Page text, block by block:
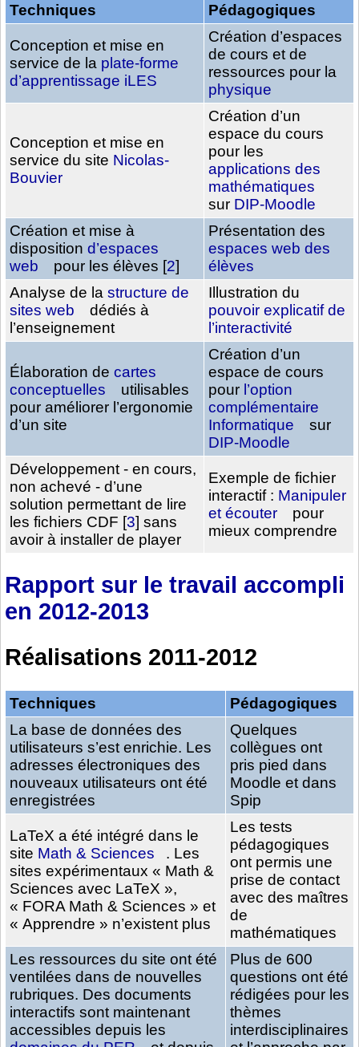
Techniques Pédagogiques
Conception et mise en
service de la plate-forme
d’apprentissage iLES
Création d’espaces
de cours et de
ressources pour la
physique
Conception et mise en
service du site Nicolas-
Bouvier
Création d’un
espace du cours
pour les
applications des
mathématiques
sur DIP-Moodle
Création et mise à
disposition d’espaces
web
pour les élèves [2]
Présentation des
espaces web des
élèves
Analyse de la structure de
sites web
dédiés à
l’enseignement
Illustration du
pouvoir explicatif de
l’interactivité
Élaboration de cartes
conceptuelles
utilisables
pour améliorer l’ergonomie
d’un site
Création d’un
espace de cours
pour l’option
complémentaire
Informatique
sur
DIP-Moodle
Développement - en cours,
non achevé - d’une
solution permettant de lire
les fichiers CDF [3] sans
avoir à installer de player
Exemple de fichier
interactif : Manipuler
et écouter
pour
mieux comprendre
Rapport sur le travail accompli
en 2012-2013
Réalisations 2011-2012
Techniques
Pédagogiques
La base de données des
utilisateurs s’est enrichie. Les
adresses électroniques des
nouveaux utilisateurs ont été
enregistrées
Quelques
collègues ont
pris pied dans
Moodle et dans
Spip
LaTeX a été intégré dans le
site Math & Sciences
. Les
sites expérimentaux « Math &
Sciences avec LaTeX »,
« FORA Math & Sciences » et
« Apprendre » n’existent plus
Les tests
pédagogiques
ont permis une
prise de contact
avec des maîtres
de
mathématiques
Les ressources du site ont été
ventilées dans de nouvelles
rubriques. Des documents
interactifs sont maintenant
accessibles depuis les
Plus de 600
questions ont été
rédigées pour les
thèmes
interdisciplinaires